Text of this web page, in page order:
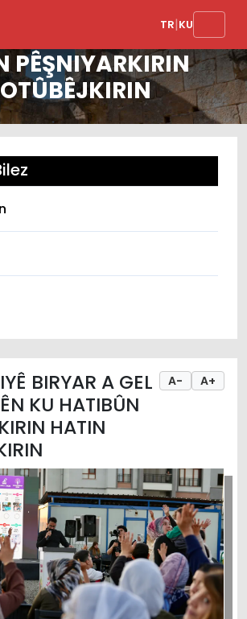
TR|KU
BIRYAR A
KU
PÊŞNIYARKIRIN
A- A+
BIRYAR A GEL
KU HATIBÛN
HATIN